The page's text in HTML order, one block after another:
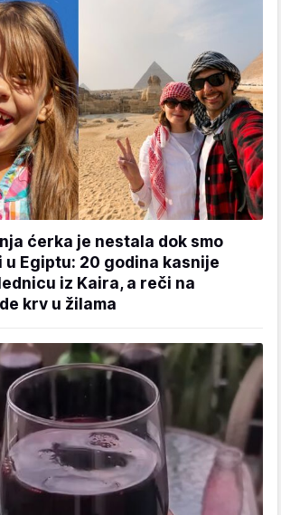
ćerka je nestala dok smo
Egiptu: 20 godina kasnije
iz Kaira, a reči na
krv u žilama